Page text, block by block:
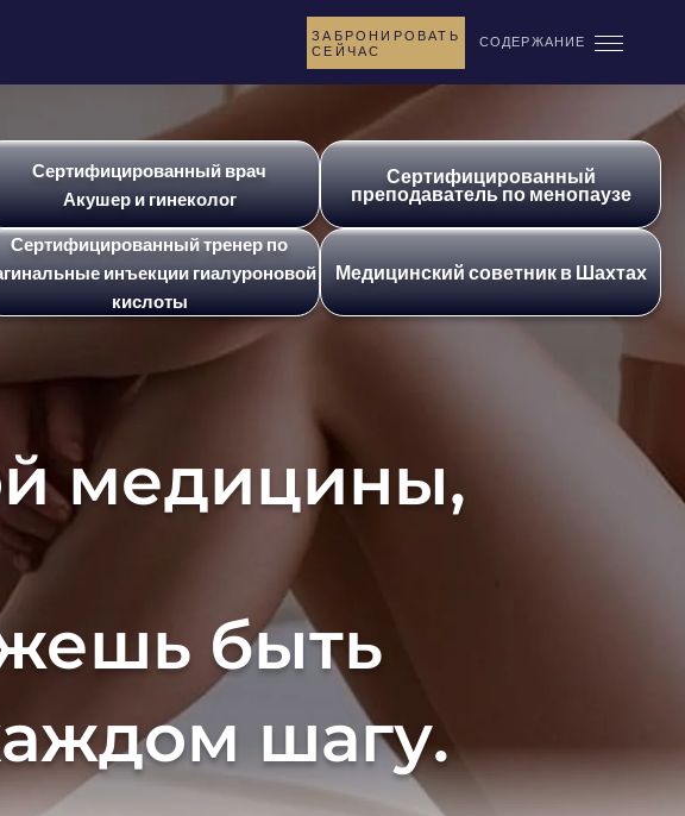
ЗАБРОНИРОВАТЬ
СЕЙЧАС
СОДЕРЖАНИЕ
Сертифицированный врач
Акушер и гинеколог
Сертифицированный
преподаватель по менопаузе
Сертифицированный тренер по
инъекции гиалуроновой
кислоты
Медицинский советник в Шахтах
медицины,
быть
шагу.